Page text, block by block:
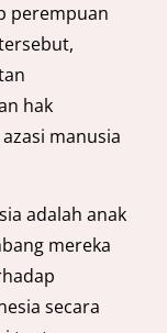
perempuan
hak
manusia
adalah anak
mereka
secara